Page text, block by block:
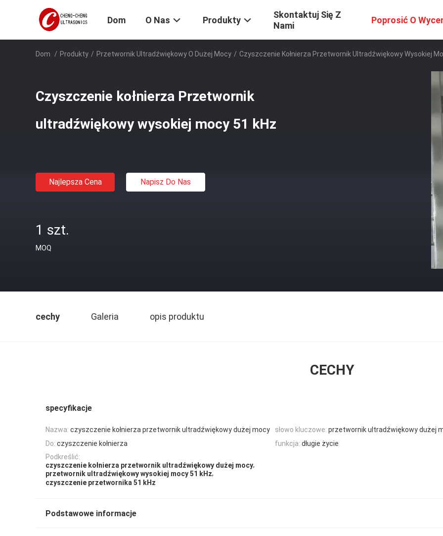
Dom O Nas Produkty
Skontaktuj Się Z
Nami
Poprosić O
Dom / Produkty / Przetwornik Ultradźwiękowy O Dużej Mocy / Czyszczenie Kołnierza Przetwornik Ultradźwiękowy Wysokiej
Czyszczenie kołnierza Przetwornik
ultradźwiękowy wysokiej mocy 51 kHz
Najlepsza Cena Napisz Do Nas
1 szt.
MOQ
cechy Galeria opis produktu
CECHY
specyfikacje
Nazwa: czyszczenie kołnierza przetwornik ultradźwiękowy dużej mocy słowo kluczowe: przetwornik ultradźwiękowy dużej
Do: czyszczenie kołnierza funkcja: długie życie
Podkreślić:
czyszczenie kołnierza przetwornik ultradźwiękowy dużej mocy,
przetwornik ultradźwiękowy wysokiej mocy 51 kHz,
czyszczenie przetwornika 51 kHz
Podstawowe informacje